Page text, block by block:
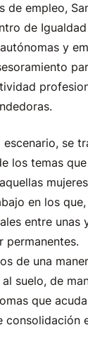
de empleo,
de
y
se
los temas
en los
entre unas
permanentes.
de una
suelo, de
que
consolidación